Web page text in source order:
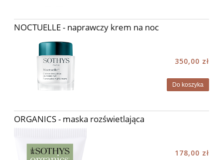
NOCTUELLE - naprawczy krem na noc
350,00 zł
Do koszyka
ORGANICS - maska rozświetlająca
178,00 zł